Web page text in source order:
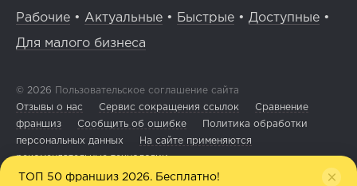
Рабочие • Актуальные • Быстрые • Доступные •
Для малого бизнеса
© 2026 Пользовательское соглашение сайта
Отзывы о нас
Сервис сокращения ссылок
Сравнение
франшиз
Сообщить об ошибке
Политика обработки
персональных данных
На сайте применяются
рекомендательные технологии
ТОП 50 франшиз 2026. Бесплатно!